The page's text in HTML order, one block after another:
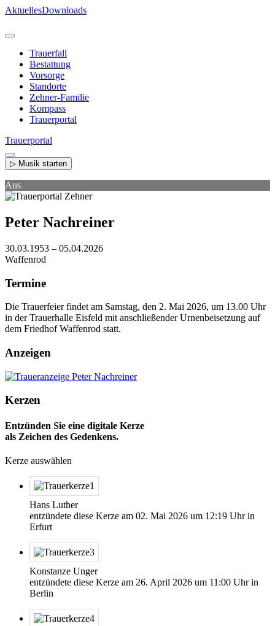
Direkt
Inhalt
AktuellesDownloads
Trauerfall
Bestattung
Vorsorge
Standorte
Zehner-Familie
Kompass
Trauerportal
Trauerportal
▷ Musik starten
Aus
Peter Nachreiner
30.03.1953 – 05.04.2026
Waffenrod
Termine
Die Trauerfeier findet am Samstag, den 2. Mai 2026, um 13.00 Uhr
in der Trauerhalle Eisfeld mit anschließender Urnenbeisetzung auf
dem Friedhof Waffenrod statt.
Anzeigen
Kerzen
Entzünden Sie eine digitale Kerze
als Zeichen des Gedenkens.
Kerze auswählen
Hans Luther
entzündete diese Kerze am 02. Mai 2026 um 12:19 Uhr in
Erfurt
Konstanze Unger
entzündete diese Kerze am 26. April 2026 um 11:00 Uhr in
Berlin